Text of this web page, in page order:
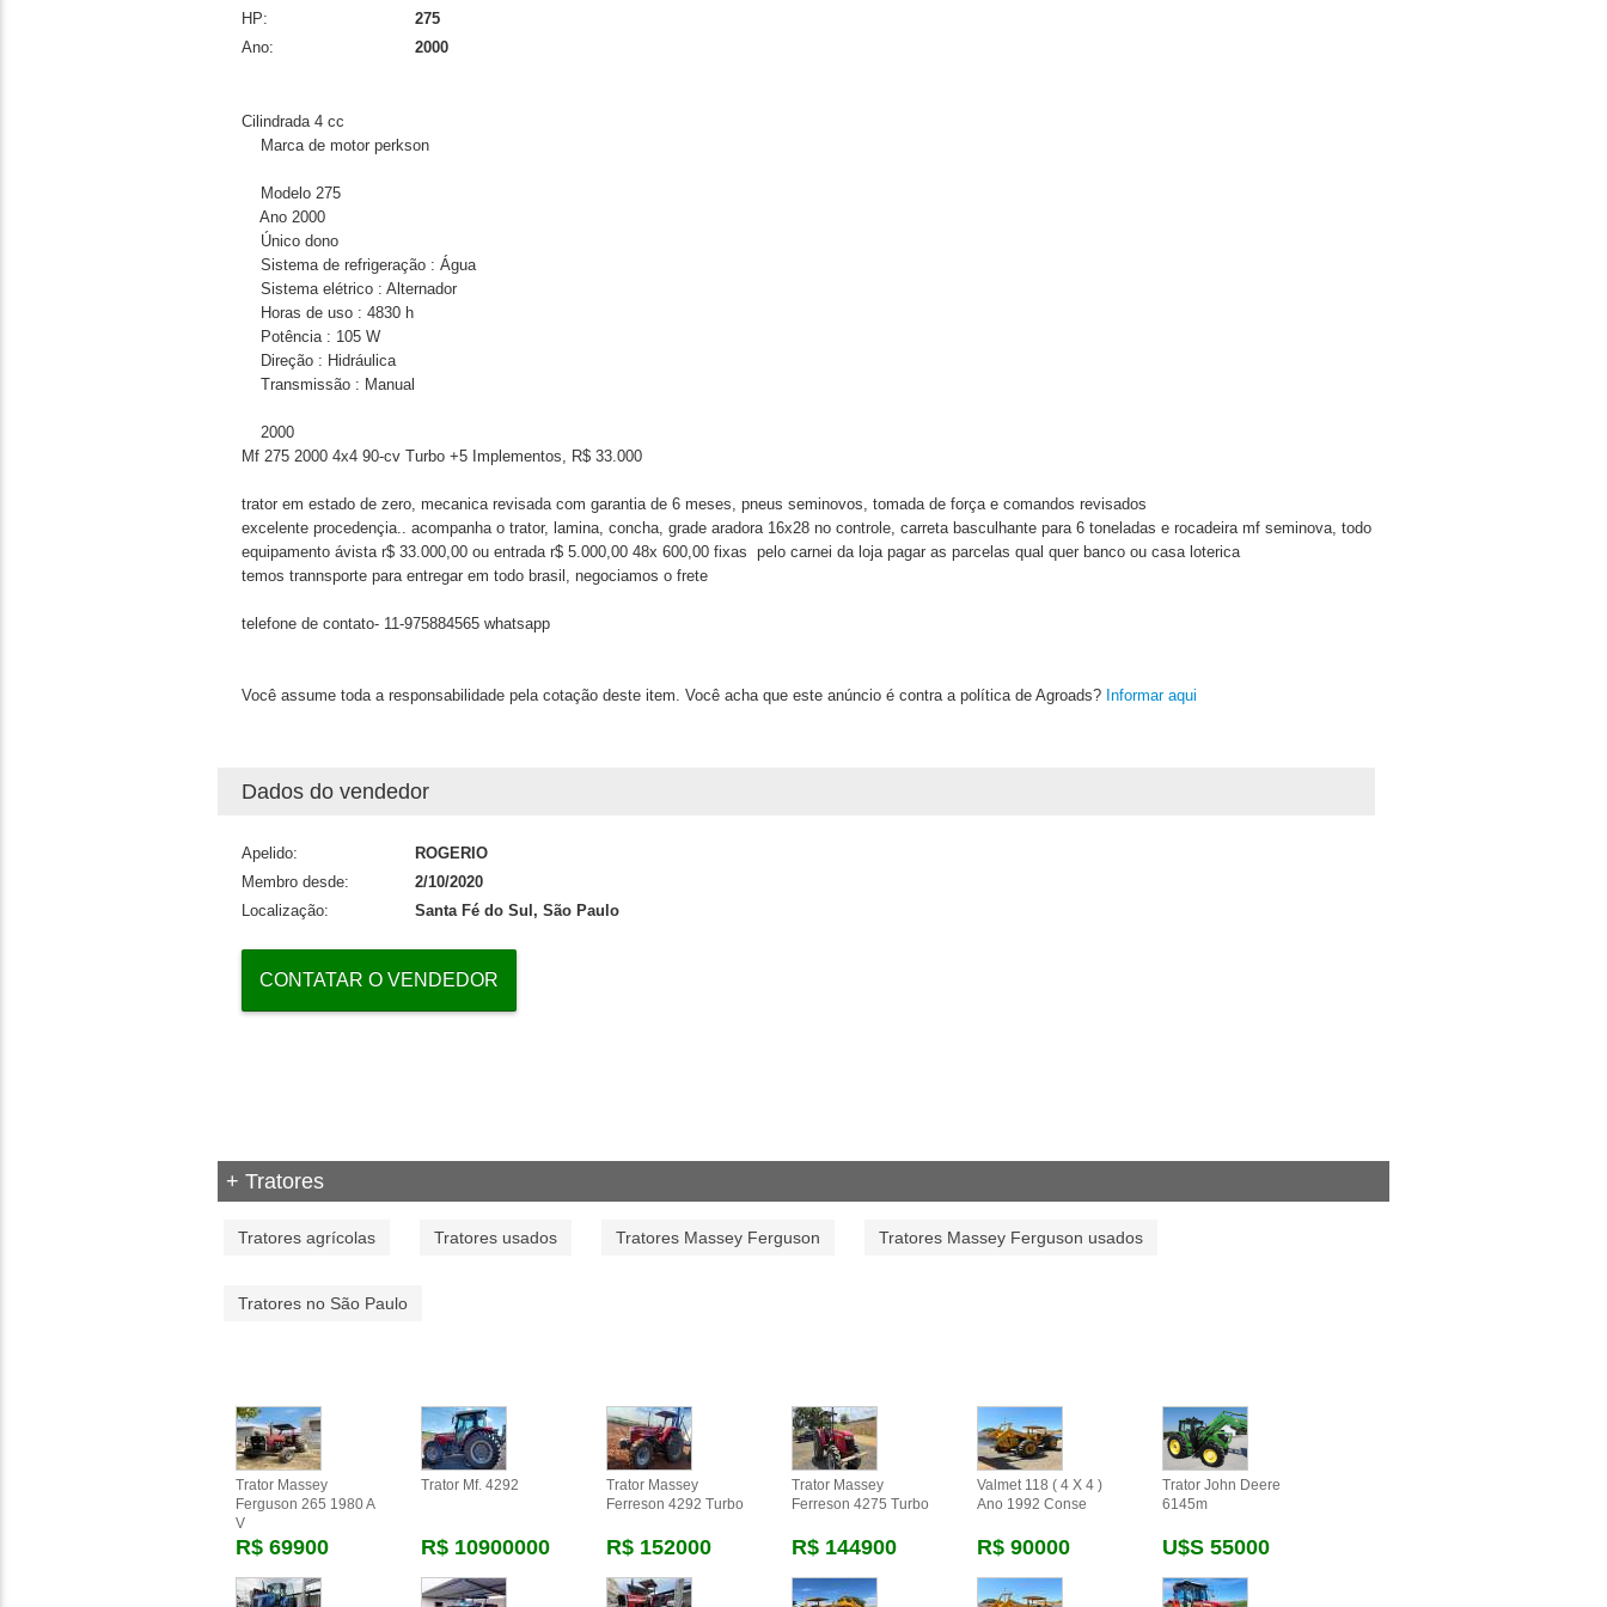
HP:
275
Ano:
2000
Cilindrada 4 cc
Marca de motor perkson
Modelo 275
Ano 2000
Único dono
Sistema de refrigeração : Água
Sistema elétrico : Alternador
Horas de uso : 4830 h
Potência : 105 W
Direção : Hidráulica
Transmissão : Manual
2000
Mf 275 2000 4x4 90-cv Turbo +5 Implementos, R$ 33.000
trator em estado de zero, mecanica revisada com garantia de 6 meses, pneus seminovos, tomada de força e comandos revisados
excelente procedençia.. acompanha o trator, lamina, concha, grade aradora 16x28 no controle, carreta basculhante para 6 toneladas e rocadeira mf seminova, todo
equipamento ávista r$ 33.000,00 ou entrada r$ 5.000,00 48x 600,00 fixas pelo carnei da loja pagar as parcelas qual quer banco ou casa loterica
temos trannsporte para entregar em todo brasil, negociamos o frete
telefone de contato- 11-975884565 whatsapp
Você assume toda a responsabilidade pela cotação deste item. Você acha que este anúncio é contra a política de Agroads? Informar aqui
Dados do vendedor
Apelido:
ROGERIO
Membro desde:
2/10/2020
Localização:
Santa Fé do Sul, São Paulo
CONTATAR O VENDEDOR
+ Tratores
Tratores agrícolas Tratores usados Tratores Massey Ferguson Tratores Massey Ferguson usados
Tratores no São Paulo
Trator Massey
Ferguson 265 1980 A
V
R$ 69900
Trator Mf. 4292
R$ 10900000
Trator Massey
Ferreson 4292 Turbo
R$ 152000
Trator Massey
Ferreson 4275 Turbo
R$ 144900
Valmet 118 ( 4 X 4 )
Ano 1992 Conse
R$ 90000
Trator John Deere
6145m
U$s 55000